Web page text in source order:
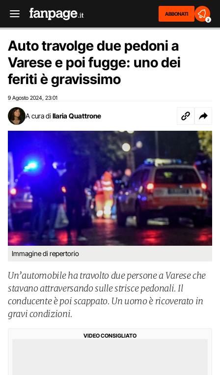
ABBONATI
2
Auto travolge due pedoni a
Varese e poi fugge: uno dei
feriti è gravissimo
9 Agosto 2024 23:01
A cura di Ilaria Quattrone
Immagine di repertorio
Un’automobile ha travolto due persone a Varese che
stavano attraversando sulle strisce pedonali. Il
conducente è poi scappato. Un uomo è ricoverato in
gravi condizioni.
VIDEO CONSIGLIATO